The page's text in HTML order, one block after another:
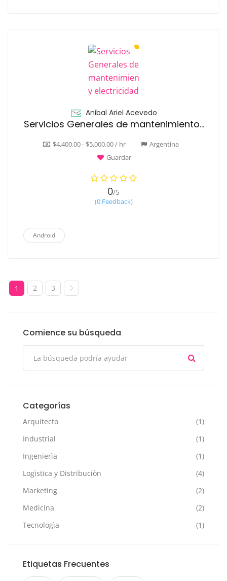
Anibal Ariel Acevedo
Servicios Generales de mantenimiento y electricidad
$4,400.00 - $5,000.00 / hr
Argentina
Guardar
0/5
(0 Feedback)
Android
1 2 3
Comience su búsqueda
Categorías
Arquitecto
(1)
Industrial
(1)
Ingenierìa
(1)
Logìstica y Distribuciòn
(4)
Marketing
(2)
Medicina
(2)
Tecnologìa
(1)
Etiquetas Frecuentes